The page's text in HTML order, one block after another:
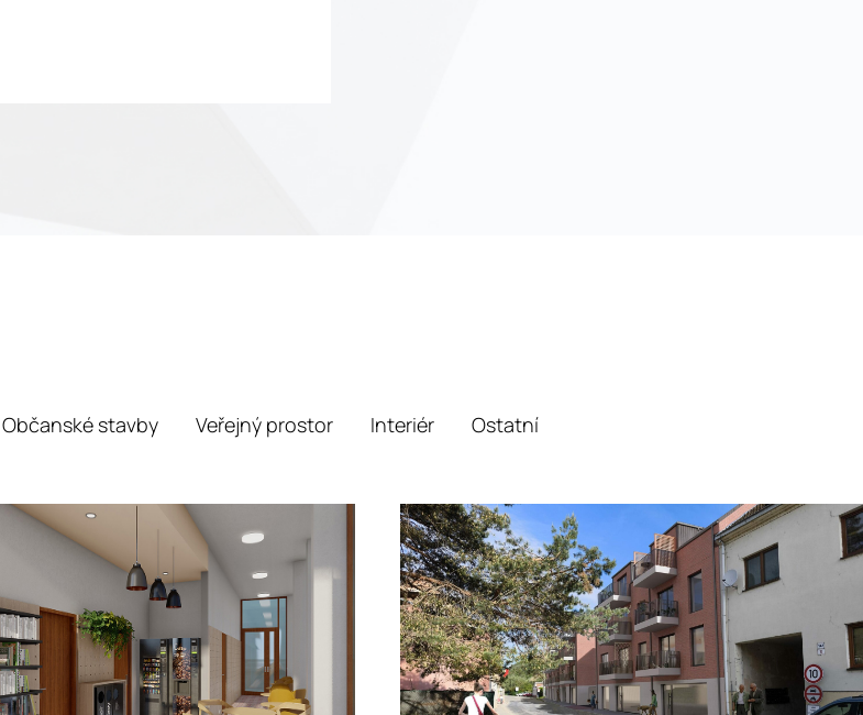
Občanské stavby Veřejný prostor Interiér Ostatní